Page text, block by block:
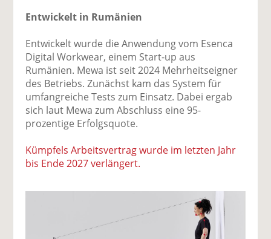
Entwickelt in Rumänien
Entwickelt wurde die Anwendung vom Esenca
Digital Workwear, einem Start-up aus
Rumänien. Mewa ist seit 2024 Mehrheitseigner
des Betriebs. Zunächst kam das System für
umfangreiche Tests zum Einsatz. Dabei ergab
sich laut Mewa zum Abschluss eine 95-
prozentige Erfolgsquote.
Kümpfels Arbeitsvertrag wurde im letzten Jahr
bis Ende 2027 verlängert.